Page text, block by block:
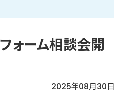
ォーム相談会開
2025年08月30日